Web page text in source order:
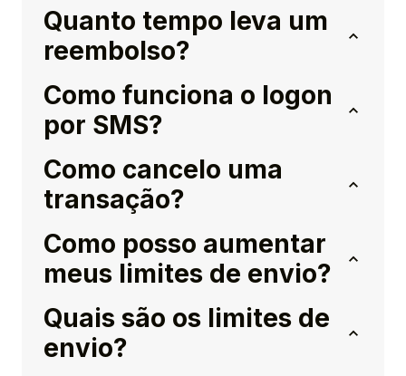
Quanto tempo leva um
reembolso?
Como funciona o logon
por SMS?
Como cancelo uma
transação?
Como posso aumentar
meus limites de envio?
Quais são os limites de
envio?